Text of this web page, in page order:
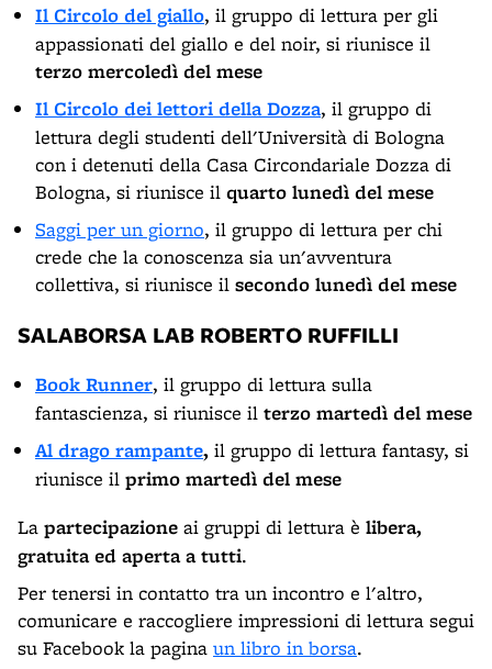
Il Circolo del giallo, il gruppo di lettura per gli
appassionati del giallo e del noir, si riunisce il
terzo mercoledì del mese
Il Circolo dei lettori della Dozza, il gruppo di
lettura degli studenti dell'Università di Bologna
con i detenuti della Casa Circondariale Dozza di
Bologna, si riunisce il quarto lunedì del mese
Saggi per un giorno, il gruppo di lettura per chi
crede che la conoscenza sia un'avventura
collettiva, si riunisce il secondo lunedì del mese
SALABORSA LAB ROBERTO RUFFILLI
Book Runner, il gruppo di lettura sulla
fantascienza, si riunisce il terzo martedì del mese
Al drago rampante, il gruppo di lettura fantasy, si
riunisce il primo martedì del mese
La partecipazione ai gruppi di lettura è libera,
gratuita ed aperta a tutti.
Per tenersi in contatto tra un incontro e l'altro,
comunicare e raccogliere impressioni di lettura segui
su Facebook la pagina un libro in borsa.